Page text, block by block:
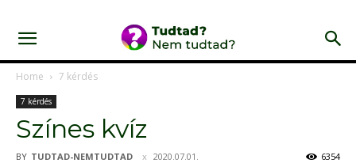
Home 7 kérdés
7 kérdés
Színes kvíz
BY TUDTAD-NEMTUDTAD 2020.07.01. 6354